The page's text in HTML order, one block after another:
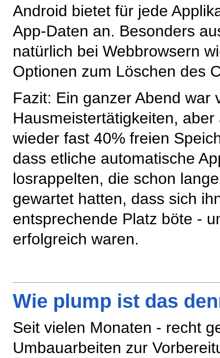
Android bietet für jede
App-Daten an. Besonders
natürlich bei Webbrowsern
Optionen zum Löschen des
Fazit: Ein ganzer Abend war
Hausmeistertätigkeiten,
wieder fast 40% freien
dass etliche automatische
losrappelten, die schon
gewartet hatten, dass sich
entsprechende Platz böte -
erfolgreich waren.
Wie plump ist das
Seit vielen Monaten - recht
Umbauarbeiten zur